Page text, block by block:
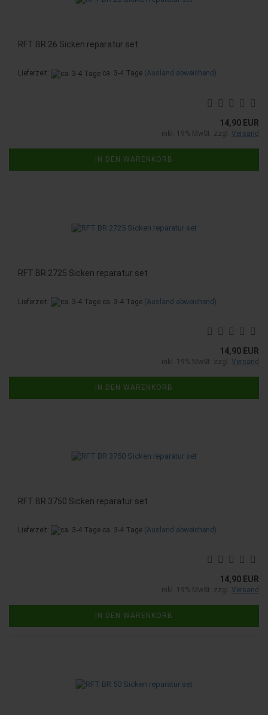
RFT BR 26 Sicken reparatur set
Lieferzeit: ca. 3-4 Tage (Ausland abweichend)
14,90 EUR
inkl. 19% MwSt. zzgl. Versand
IN DEN WARENKORB
RFT BR 2725 Sicken reparatur set
Lieferzeit: ca. 3-4 Tage (Ausland abweichend)
14,90 EUR
inkl. 19% MwSt. zzgl. Versand
IN DEN WARENKORB
RFT BR 3750 Sicken reparatur set
Lieferzeit: ca. 3-4 Tage (Ausland abweichend)
14,90 EUR
inkl. 19% MwSt. zzgl. Versand
IN DEN WARENKORB